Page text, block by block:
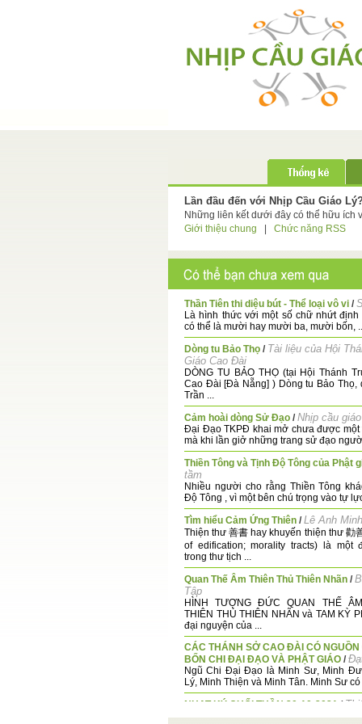
Lần đầu đến với Nhịp Cầu Giáo
Những liên kết dưới đây có thể hữu ích
Giới thiệu chung
Chức năng RSS
Thần Tiên thi diệu bút - Thể loại vô vi /
Là hình thức với một số chữ nhứt định
có thể là mười hay mười ba, mười bốn,
Dòng tu Bảo Thọ / Tài liệu của Hội
Giáo Cao Đài
DÒNG TU BẢO THỌ (tại Hội Thánh
Cao Đài [Đà Nẵng] ) Dòng tu Bảo Thọ,
Trần ...
Cảm hoài dòng Sử Đạo /Nhịp cầu
Đại Đạo TKPĐ khai mở chưa được một
mà khi lần giở những trang sử đạo
Thiền Tông và Tịnh Độ Tông của Phật
tầm
Nhiều người cho rằng Thiền Tông
Độ Tông , vì một bên chú trọng vào tự
Tìm hiểu Cảm Ứng Thiên /Lê Anh Minh
Thiện thư 善書 hay khuyến thiện thư 勸
of edification; morality tracts) là một
trong thư tịch ...
Quan Thế Âm Thiên Thủ Thiên Nhãn /
Tập
HÌNH TƯỢNG ĐỨC QUAN THẾ
THIÊN THỦ THIÊN NHÃN và TAM KỲ
đại nguyện của ...
CÁC THÁNH SỞ CAO ĐÀI CÓ NGUỒN
BỐN CHI ĐẠI ĐẠO VÀ PHẬT GIÁO /
Ngũ Chi Đại Đạo là Minh Sư, Minh
Lý, Minh Thiện và Minh Tân. Minh Sư
NHAT KÝ CUỐI TUẦN 30-10-2021 /
Nén hương nguyền lâng lâng tâm đạo,